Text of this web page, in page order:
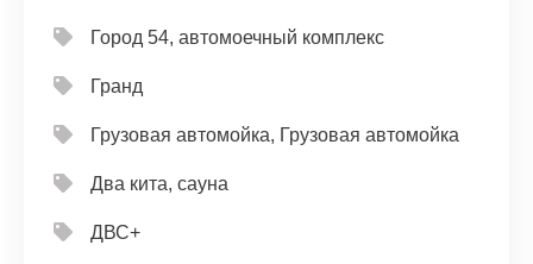
Город 54, автомоечный комплекс
Гранд
Грузовая автомойка, Грузовая автомойка
Два кита, сауна
ДВС+